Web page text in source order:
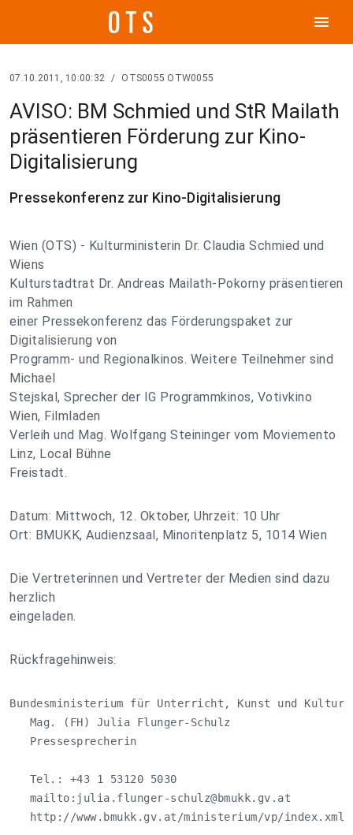
menu
07.10.2011, 10:00:32 / OTS0055 OTW0055
AVISO: BM Schmied und StR Mailath
präsentieren Förderung zur Kino-
Digitalisierung
Pressekonferenz zur Kino-Digitalisierung
Wien (OTS) - Kulturministerin Dr. Claudia Schmied und
Wiens
Kulturstadtrat Dr. Andreas Mailath-Pokorny präsentieren
im Rahmen
einer Pressekonferenz das Förderungspaket zur
Digitalisierung von
Programm- und Regionalkinos. Weitere Teilnehmer sind
Michael
Stejskal, Sprecher der IG Programmkinos, Votivkino
Wien, Filmladen
Verleih und Mag. Wolfgang Steininger vom Moviemento
Linz, Local Bühne
Freistadt.
Datum: Mittwoch, 12. Oktober, Uhrzeit: 10 Uhr
Ort: BMUKK, Audienzsaal, Minoritenplatz 5, 1014 Wien
Die Vertreterinnen und Vertreter der Medien sind dazu
herzlich
eingeladen.
Rückfragehinweis:
Bundesministerium für Unterricht, Kunst und Kultur
   Mag. (FH) Julia Flunger-Schulz
   Pressesprecherin
   Tel.: +43 1 53120 5030
   mailto:
julia.flunger-schulz@bmukk.gv.at
   http://www.bmukk.gv.at/ministerium/vp/index.xml